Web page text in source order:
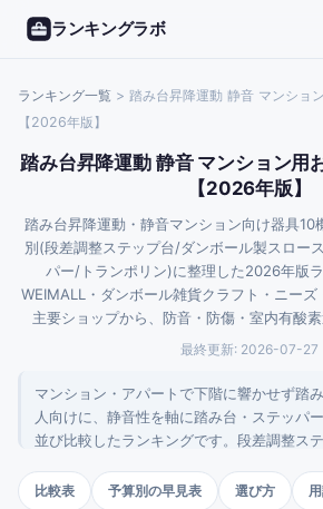
ランキングラボ
ランキング一覧 > 踏み台昇降運動 静音 マンショ
【2026年版】
踏み台昇降運動 静音 マンション用
【2026年版】
踏み台昇降運動・静音マンション向け器具10
別(段差調整ステップ台/ダンボール製スロー
パー/トランポリン)に整理した2026年版
WEIMALL・ダンボール雑貨クラフト・ニー
主要ショップから、防音・防傷・室内有酸素
最終更新: 2026-07-27
マンション・アパートで下階に響かせず踏
人向けに、静音性を軸に踏み台・ステッパ
並び比較したランキングです。段差調整ス
音性・価格帯・用途別に整理しました。
比較表 予算別の早見表 選び方